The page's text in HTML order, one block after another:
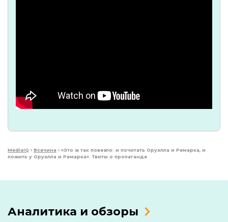
MediaIQ › Всячина › «Это ж так повезло: и почитать Оруэлла и Ремарка, и
пожить у Оруэлла и Ремарка». Твиты о пропаганде
Аналитика и обзоры